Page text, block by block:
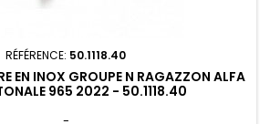
RÉFÉRENCE: 50.1118.40
EN INOX GROUPE N RAGAZZON ALFA
965 2022 - 50.1118.40